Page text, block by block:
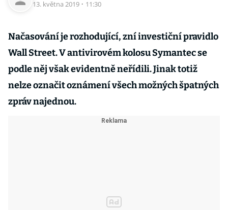
13. května 2019 · 11:30
Načasování je rozhodující, zní investiční pravidlo
Wall Street. V antivirovém kolosu Symantec se
podle něj však evidentně neřídili. Jinak totiž
nelze označit oznámení všech možných špatných
zpráv najednou.